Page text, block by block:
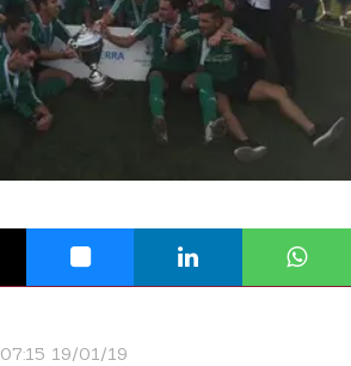
07:15 19/01/19